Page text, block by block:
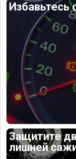
Избавьтесь
Защитите
лишней